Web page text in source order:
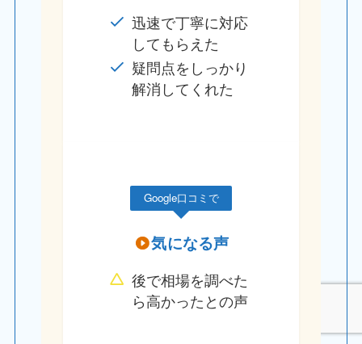
迅速で丁寧に対応
してもらえた
疑問点をしっかり
解消してくれた
Google口コミで
気になる声
後で相場を調べた
ら高かったとの声